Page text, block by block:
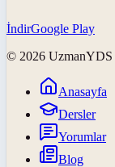
İndirGoogle Play
© 2026 UzmanYDS
Anasayfa
Dersler
Yorumlar
Blog